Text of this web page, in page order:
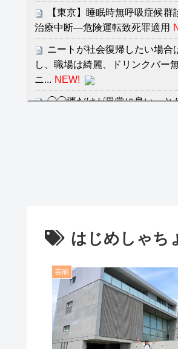
【東京】睡眠時無呼吸症候
治療中断―危険運転致死罪適用
ニートが社会復帰したい場
し、職場は綺麗、ドリンクバー
ニ... NEW!
◯◯運だけが異常に良い、と
七ツ森りり ご令嬢と召使い
Powered by livedoor 相互RSS
はじめしゃち
芸能